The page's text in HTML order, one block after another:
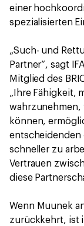
einer
spezialisierten
„Such- und
Partner“, sagt
Mitglied des
„Ihre Fähigkeit,
wahrzunehmen,
können,
entscheidenden
schneller zu
Vertrauen
diese
Wenn Muunek
zurückkehrt, ist